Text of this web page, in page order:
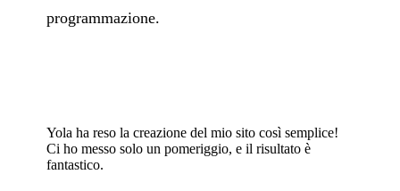
programmazione.
Yola ha reso la creazione del mio sito così semplice!
Ci ho messo solo un pomeriggio, e il risultato è
fantastico.